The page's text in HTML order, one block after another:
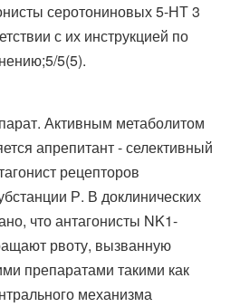
серотониновых 5-НТ 3
с их инструкцией по
5(5).
Активным метаболитом
апрепитант - селективный
рецепторов
Р. В доклинических
что антагонисты NK1-
рвоту, вызванную
препаратами такими как
механизма